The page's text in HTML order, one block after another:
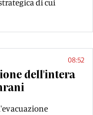
di cui
08:52
dell'intera